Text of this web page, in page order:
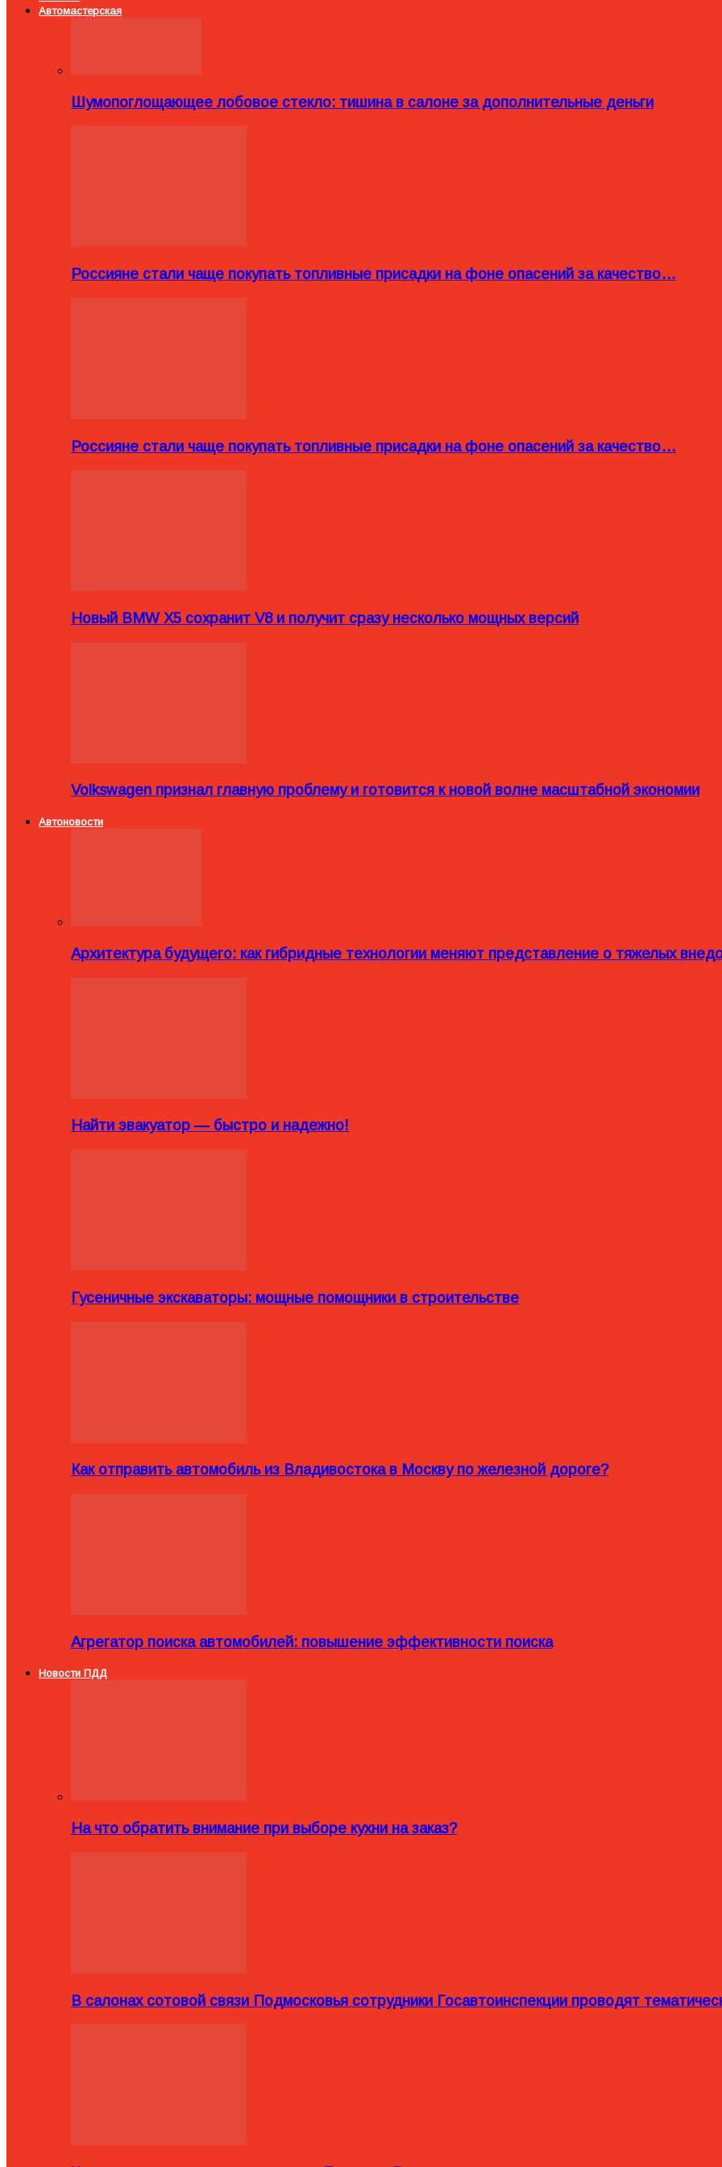
Автомастерская
Шумопоглощающее лобовое стекло: тишина в салоне за дополнительные деньги
Россияне стали чаще покупать топливные присадки на фоне опасений за качество…
Россияне стали чаще покупать топливные присадки на фоне опасений за качество…
Новый BMW X5 сохранит V8 и получит сразу несколько мощных версий
Volkswagen признал главную проблему и готовится к новой волне масштабной экономии
Автоновости
Архитектура будущего: как гибридные технологии меняют представление о тяжелых
Найти эвакуатор — быстро и надежно!
Гусеничные экскаваторы: мощные помощники в строительстве
Как отправить автомобиль из Владивостока в Москву по железной дороге?
Агрегатор поиска автомобилей: повышение эффективности поиска
Новости ПДД
На что обратить внимание при выборе кухни на заказ?
В салонах сотовой связи Подмосковья сотрудники Госавтоинспекции проводят